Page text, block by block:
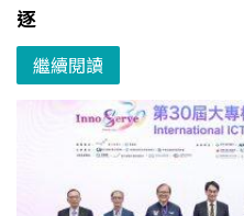
逐
繼續閱讀